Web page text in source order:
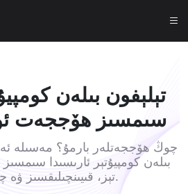
تېلېفون بىلەن
سىمسىز ھۆججەت
چوڭ ھۆججەتلەر بارمۇ؟ مەسىلە
بىلەن كومپيۇتېر ئارىسىدا
تېز، قىيىنچىلىقسىز ۋە چەكلىمىسىز.